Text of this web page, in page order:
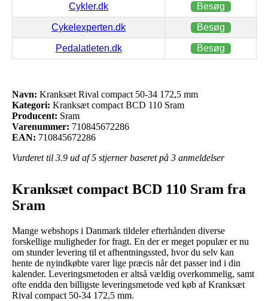
Cykler.dk Besøg
Cykelexperten.dk Besøg
Pedalatleten.dk Besøg
Navn: Kranksæt Rival compact 50-34 172,5 mm
Kategori: Kranksæt compact BCD 110 Sram
Producent: Sram
Varenummer: 710845672286
EAN: 710845672286
Vurderet til 3.9 ud af 5 stjerner baseret på 3 anmeldelser
Kranksæt compact BCD 110 Sram fra
Sram
Mange webshops i Danmark tildeler efterhånden diverse
forskellige muligheder for fragt. En der er meget populær er nu
om stunder levering til et afhentningssted, hvor du selv kan
hente de nyindkøbte varer lige præcis når det passer ind i din
kalender. Leveringsmetoden er altså vældig overkommelig, samt
ofte endda den billigste leveringsmetode ved køb af Kranksæt
Rival compact 50-34 172,5 mm.